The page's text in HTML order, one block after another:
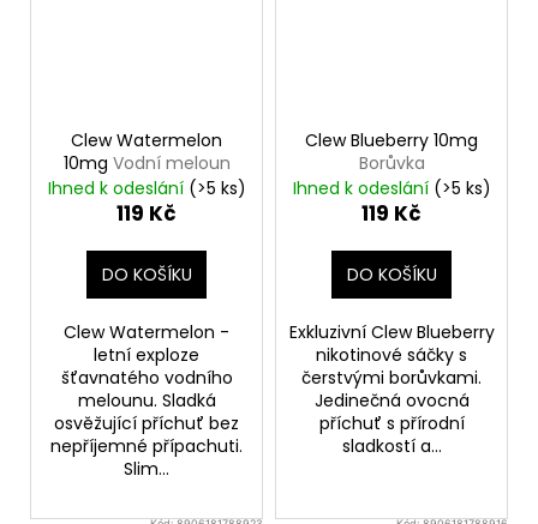
Clew Watermelon
10mg Vodní meloun
Ihned k odeslání (>5 ks)
119 Kč
DO KOŠÍKU
Clew Watermelon -
letní exploze
šťavnatého vodního
melounu. Sladká
osvěžující příchuť bez
nepříjemné přípachuti.
Slim...
Clew Blueberry 10mg
Borůvka
Ihned k odeslání (>5 ks)
119 Kč
DO KOŠÍKU
Exkluzivní Clew Blueberry
nikotinové sáčky s
čerstvými borůvkami.
Jedinečná ovocná
příchuť s přírodní
sladkostí a...